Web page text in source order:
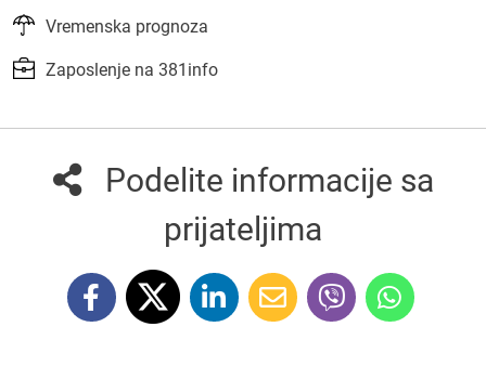
Vremenska prognoza
Zaposlenje na 381info
Podelite informacije sa
prijateljima